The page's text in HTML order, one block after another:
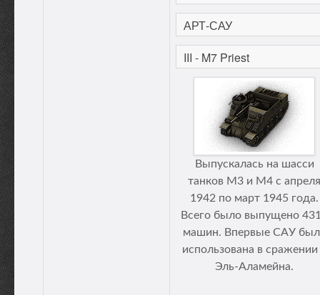
Выпускалась на шасси
танков М3 и М4 с апреля
1942 по март 1945 года.
Всего было выпущено
машин. Впервые САУ
использована в сражении
Эль-Аламейна.